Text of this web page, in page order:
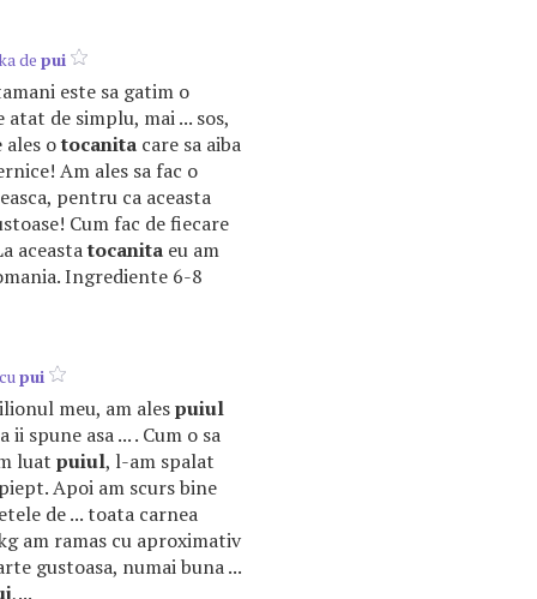
de pui
este sa gatim o
atat de simplu, mai ... sos,
ales otocanita care sa aiba
Am ales sa fac o
pentru ca aceasta
Cum fac de fiecare
aceastatocanita eu am
Ingrediente 6-8
pui
meu, am alespuiul
spune asa ... . Cum o sa
luat puiul, l-am spalat
Apoi am scurs bine
de ... toata carnea
am ramas cu aproximativ
gustoasa, numai buna ...
,...